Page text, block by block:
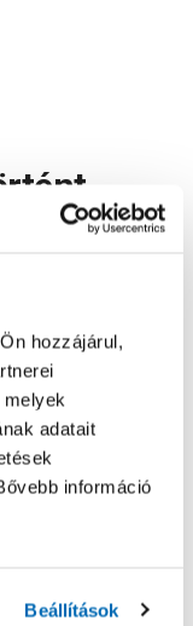
hozzájárul,
adatait
információ
Beállítások